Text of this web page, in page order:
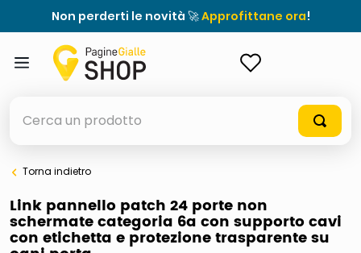
Non perderti le novità 🚀Approfittane ora!
elenchi telefonici
meme
Torna indietro
Link pannello patch 24 porte non
schermate categoria 6a con supporto cavi
con etichetta e protezione trasparente su